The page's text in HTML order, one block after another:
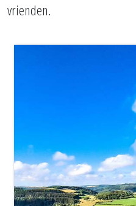
vrienden.